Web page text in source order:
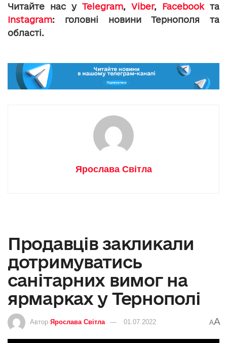
Читайте нас у Telegram, Viber, Facebookта
Instagram: головні новини Тернополя та
області.
Ярослава Світла
Продавців закликали
дотримуватись
санітарних вимог на
ярмарках у Тернополі
Автор Ярослава Світла 01.07.2022 AA